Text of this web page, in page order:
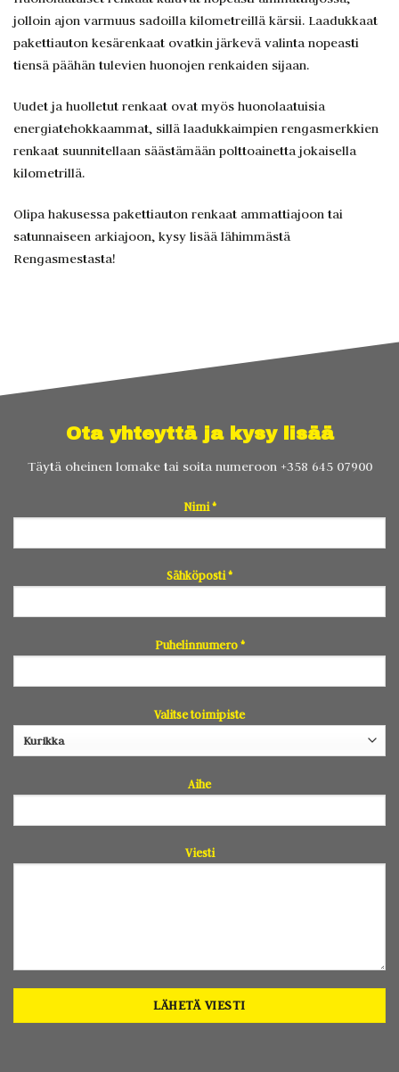
jolloin ajon varmuus sadoilla kilometreillä kärsii. Laadukkaat
pakettiauton kesärenkaat ovatkin järkevä valinta nopeasti
tiensä päähän tulevien huonojen renkaiden sijaan.
Uudet ja huolletut renkaat ovat myös huonolaatuisia
energiatehokkaammat, sillä laadukkaimpien rengasmerkkien
renkaat suunnitellaan säästämään polttoainetta jokaisella
kilometrillä.
Olipa hakusessa pakettiauton renkaat ammattiajoon tai
satunnaiseen arkiajoon, kysy lisää lähimmästä
Rengasmestasta!
Ota yhteyttä ja kysy lisää
Täytä oheinen lomake tai soita numeroon +358 645 07900
Nimi *
Sähköposti *
Puhelinnumero *
Valitse toimipiste
Aihe
Viesti